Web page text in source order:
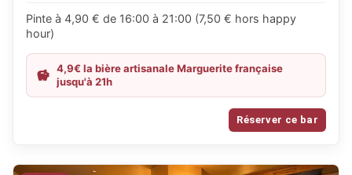
Pinte à 4,90 € de 16:00 à 21:00 (7,50 € hors happy
hour)
4,9€ la bière artisanale Marguerite française
jusqu'à 21h
Réserver ce bar